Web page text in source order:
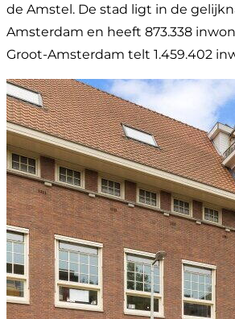
de Amstel. De stad ligt in de
Amsterdam en heeft 873.338
Groot-Amsterdam telt 1.459.402